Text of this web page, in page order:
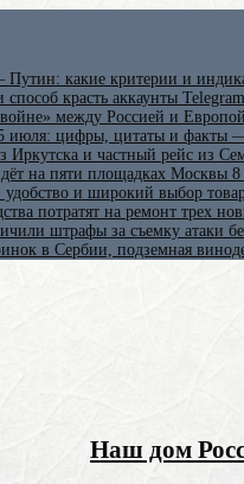
какие критерии и
красть аккаунты
между Россией и
июля: цифры, цитаты и факты
Иркутска и частный рейс из
на пяти площадках Москвы 8
и широкий выбор
потратят на ремонт трех
штрафы за съемку атаки
в Сербии, подземная
Наш дом